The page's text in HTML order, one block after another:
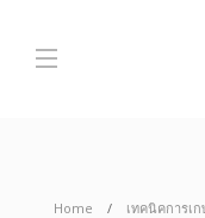
Home เทคนิคการเ